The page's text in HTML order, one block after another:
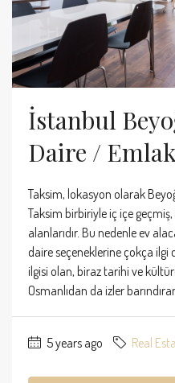
İstanbul
Daire / Emlak
Taksim, lokasyon olarak
Taksim birbiriyle iç içe
alanlarıdır. Bu nedenle ev
daire seçeneklerine çokça
ilgisi olan, biraz tarihi ve
Osmanlıdan da izler
5 years ago Real